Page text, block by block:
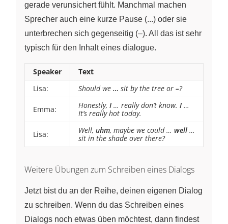
gerade verunsichert fühlt. Manchmal machen
Sprecher auch eine kurze Pause (...) oder sie
unterbrechen sich gegenseitig (–). All das ist sehr
typisch für den Inhalt eines dialogue.
Speaker
Text
Lisa:
Should we … sit by the tree or –?
Emma: Honestly, I … really don’t know. I …
It’s really hot today.
Lisa: Well, uhm, maybe we could … well …
sit in the shade over there?
Weitere Übungen zum Schreiben eines Dialogs
Jetzt bist du an der Reihe, deinen eigenen Dialog
zu schreiben. Wenn du das Schreiben eines
Dialogs noch etwas üben möchtest, dann findest